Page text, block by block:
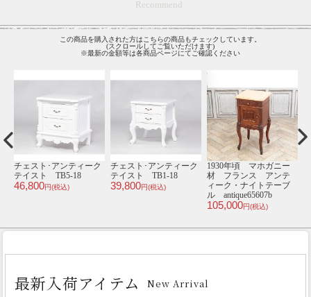
Recommend
この商品を購入された方はこちらの商品もチェックしています。
(スクロールしてご覧いただけます)
※最新の金額等は各商品ページにてご確認ください
チェスト･アンティーク
テイスト TB5-18
46,800円(税込)
チェスト･アンティーク
テイスト TB1-18
39,800円(税込)
1930年頃 マホガニー
材 フランス アンテ
ィーク・ナイトテーブ
ル antique65607b
105,000円(税込)